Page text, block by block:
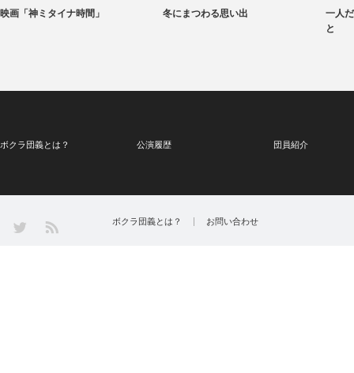
映画「神ミタイナ時間」 冬にまつわる思い出
一人
と
ボクラ団義とは？ 公演履歴 団員紹介
Twitter ボクラ団義とは？ お問い合わせ